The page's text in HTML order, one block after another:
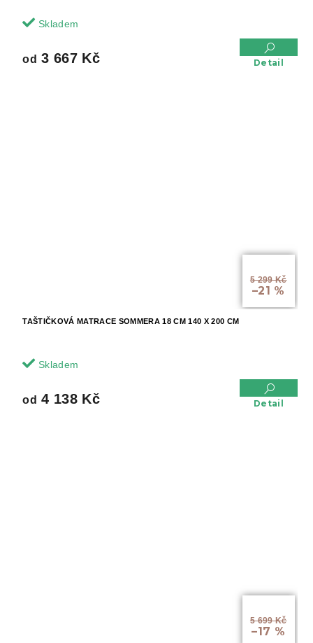
Skladem
od 3 667 Kč Detail
5 299 Kč
–21 %
TAŠTIČKOVÁ MATRACE SOMMERA 18 CM 140 X 200 CM
Skladem
od 4 138 Kč Detail
5 699 Kč
–17 %